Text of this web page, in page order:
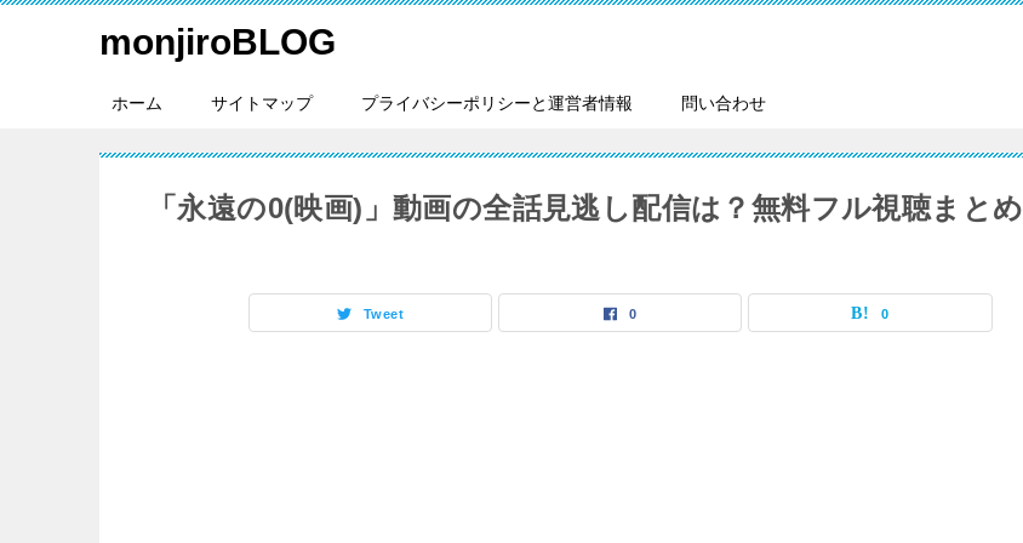
monjiroBLOG
ホーム サイトマップ プライバシーポリシーと運営者情報 問い合わせ
「永遠の0(映画)」動画の全話見逃し配信は？無料フル視聴まとめ
Tweet 0 0